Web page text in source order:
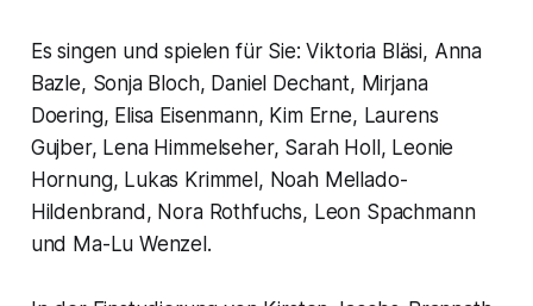
Es singen und spielen für Sie: Viktoria Bläsi, Anna
Bazle, Sonja Bloch, Daniel Dechant, Mirjana
Doering, Elisa Eisenmann, Kim Erne, Laurens
Gujber, Lena Himmelseher, Sarah Holl, Leonie
Hornung, Lukas Krimmel, Noah Mellado-
Hildenbrand, Nora Rothfuchs, Leon Spachmann
und Ma-Lu Wenzel.